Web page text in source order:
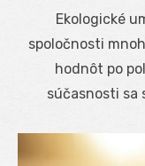
Ekologické
spoločnosti
hodnôt po
súčasnosti sa